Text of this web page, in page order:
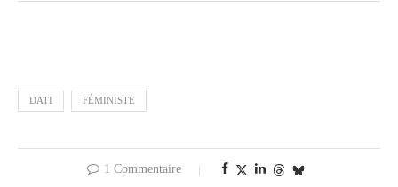
DATI FÉMINISTE
1 Commentaire